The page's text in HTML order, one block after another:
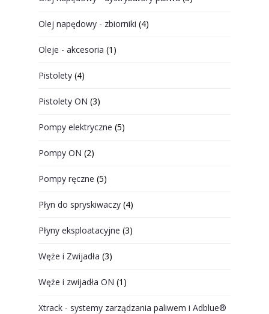
Olej napędowy - zbiorniki (4)
Oleje - akcesoria (1)
Pistolety (4)
Pistolety ON (3)
Pompy elektryczne (5)
Pompy ON (2)
Pompy ręczne (5)
Płyn do spryskiwaczy (4)
Płyny eksploatacyjne (3)
Węże i Zwijadła (3)
Węże i zwijadła ON (1)
Xtrack - systemy zarządzania paliwem i Adblue®